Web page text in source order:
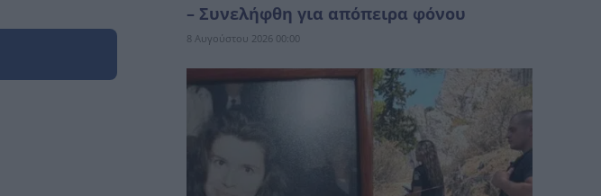
– Συνελήφθη για απόπειρα φόνου
8 Αυγούστου 2026 00:00